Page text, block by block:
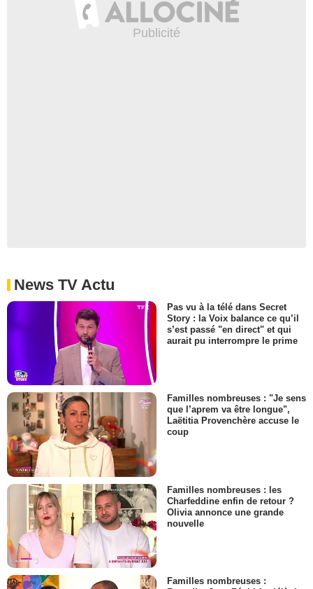
News TV Actu
Pas vu à la télé dans Secret
Story : la Voix balance ce qu’il
s’est passé "en direct" et qui
aurait pu interrompre le prime
Familles nombreuses : "Je sens
que l’aprem va être longue",
Laëtitia Provenchère accuse le
coup
Familles nombreuses : les
Charfeddine enfin de retour ?
Olivia annonce une grande
nouvelle
Familles nombreuses :